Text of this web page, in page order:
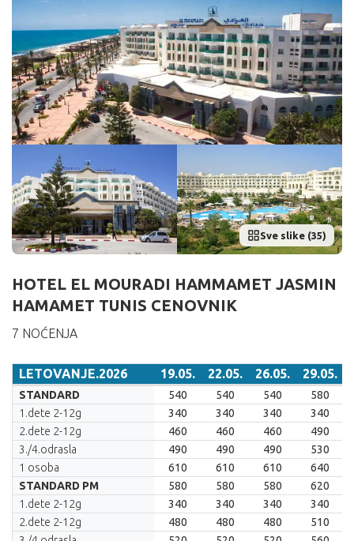
Sve slike (35)
HOTEL EL MOURADI HAMMAMET JASMIN
HAMAMET TUNIS CENOVNIK
7 NOĆENJA
LETOVANJE.2026 19.05. 22.05. 26.05. 29.05.
LETOVANJE.2026
19.05. 22.05. 26.05. 29.05.
STANDARD 540 540 540
580
1.dete 2-12g
340 340 340
340
2.dete 2-12g
460 460 460
490
3./4.odrasla
490 490 490
530
1 osoba
610 610 610
640
STANDARD PM
580 580 580
620
1.dete 2-12g
340 340 340
340
2.dete 2-12g
480 480 480
510